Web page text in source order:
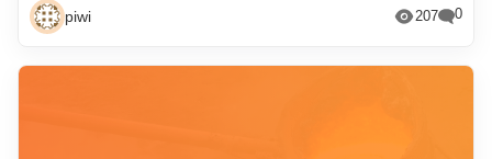
piwi 207 0